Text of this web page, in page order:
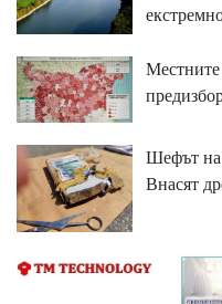
Местните
Шефът на
Внасят